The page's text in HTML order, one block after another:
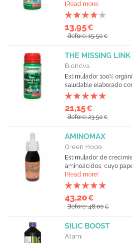
[Read more]
13,95€
Before: 15,50€
THE MISSING
Bionova
Estimulador 100%
saludable elaborado
21,15€
Before: 23,50€
AMINOMAX
Green Hope
Estimulador de
aminoácidos, cuyo
[Read more]
43,20€
Before: 48,00€
SILIC BOOST
Atami